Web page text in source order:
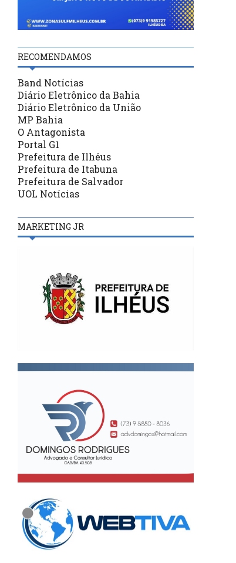
RECOMENDAMOS
Band Notícias
Diário Eletrônico da Bahia
Diário Eletrônico da União
MP Bahia
O Antagonista
Portal G1
Prefeitura de Ilhéus
Prefeitura de Itabuna
Prefeitura de Salvador
UOL Notícias
MARKETING JR